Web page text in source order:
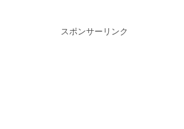
スポンサーリンク